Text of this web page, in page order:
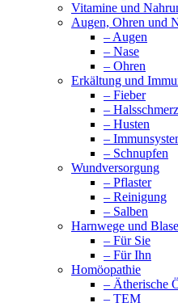
Vitamine und
Augen, Ohren und
– Augen
– Nase
– Ohren
Erkältung und
– Fieber
–
– Husten
–
– Schnupfen
Wundversorgung
– Pflaster
– Reinigung
– Salben
Harnwege und Blase
– Für Sie
– Für Ihn
Homöopathie
– Ätherische
– TEM